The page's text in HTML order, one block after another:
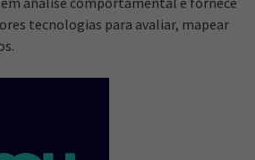
tecnologias para avaliar, mapear